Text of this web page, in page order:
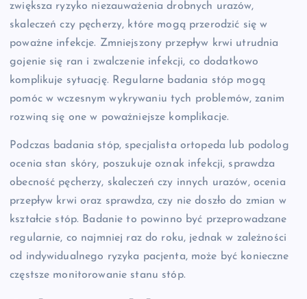
zwiększa ryzyko niezauważenia drobnych urazów,
skaleczeń czy pęcherzy, które mogą przerodzić się w
poważne infekcje. Zmniejszony przepływ krwi utrudnia
gojenie się ran i zwalczenie infekcji, co dodatkowo
komplikuje sytuację. Regularne badania stóp mogą
pomóc w wczesnym wykrywaniu tych problemów, zanim
rozwiną się one w poważniejsze komplikacje.
Podczas badania stóp, specjalista ortopeda lub podolog
ocenia stan skóry, poszukuje oznak infekcji, sprawdza
obecność pęcherzy, skaleczeń czy innych urazów, ocenia
przepływ krwi oraz sprawdza, czy nie doszło do zmian w
kształcie stóp. Badanie to powinno być przeprowadzane
regularnie, co najmniej raz do roku, jednak w zależności
od indywidualnego ryzyka pacjenta, może być konieczne
częstsze monitorowanie stanu stóp.